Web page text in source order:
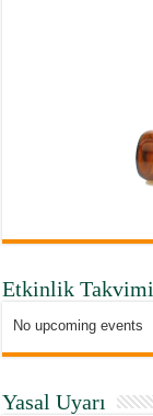
Etkinlik Takvimi
No upcoming events
Yasal Uyarı